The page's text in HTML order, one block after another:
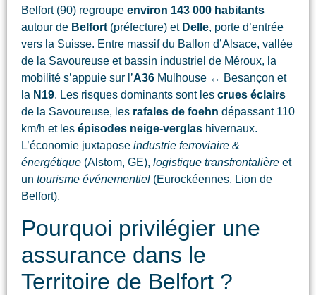
Belfort (90) regroupe environ 143 000 habitants
autour de Belfort (préfecture) et Delle, porte d’entrée
vers la Suisse. Entre massif du Ballon d’Alsace, vallée
de la Savoureuse et bassin industriel de Méroux, la
mobilité s’appuie sur l’A36 Mulhouse ↔ Besançon et
la N19. Les risques dominants sont les crues éclairs
de la Savoureuse, les rafales de foehn dépassant 110
km/h et les épisodes neige-verglas hivernaux.
L’économie juxtapose industrie ferroviaire &
énergétique (Alstom, GE), logistique transfrontalière et
un tourisme événementiel (Eurockéennes, Lion de
Belfort).
Pourquoi privilégier une
assurance dans le
Territoire de Belfort ?